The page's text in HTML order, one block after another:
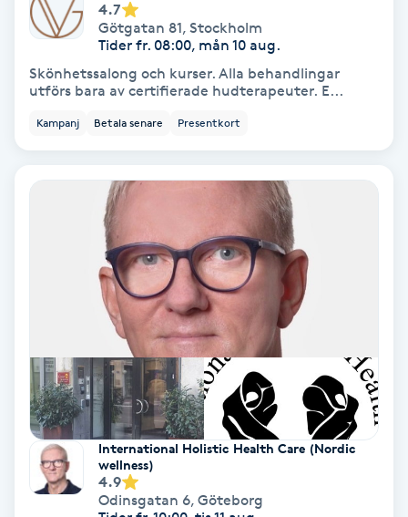
Terapi
Thaimassage
Torr hårbotten
Triggerpunktsmassage
Träning
Tvätt & Fön
4.7
Götgatan 81, Stockholm
Tider fr. 08:00, mån 10 aug.
Skönhetssalong och kurser. Alla behandlingar
utförs bara av certifierade hudterapeuter. E...
Kampanj Betala senare Presentkort
International Holistic Health Care (Nordic
wellness)
4.9
Odinsgatan 6, Göteborg